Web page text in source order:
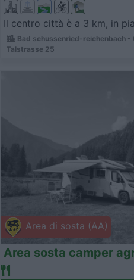
Il centro città è a 3 km, in
Bad schussenried-reichenbach -
Talstrasse 25
Area di sosta (AA)
Area sosta camper